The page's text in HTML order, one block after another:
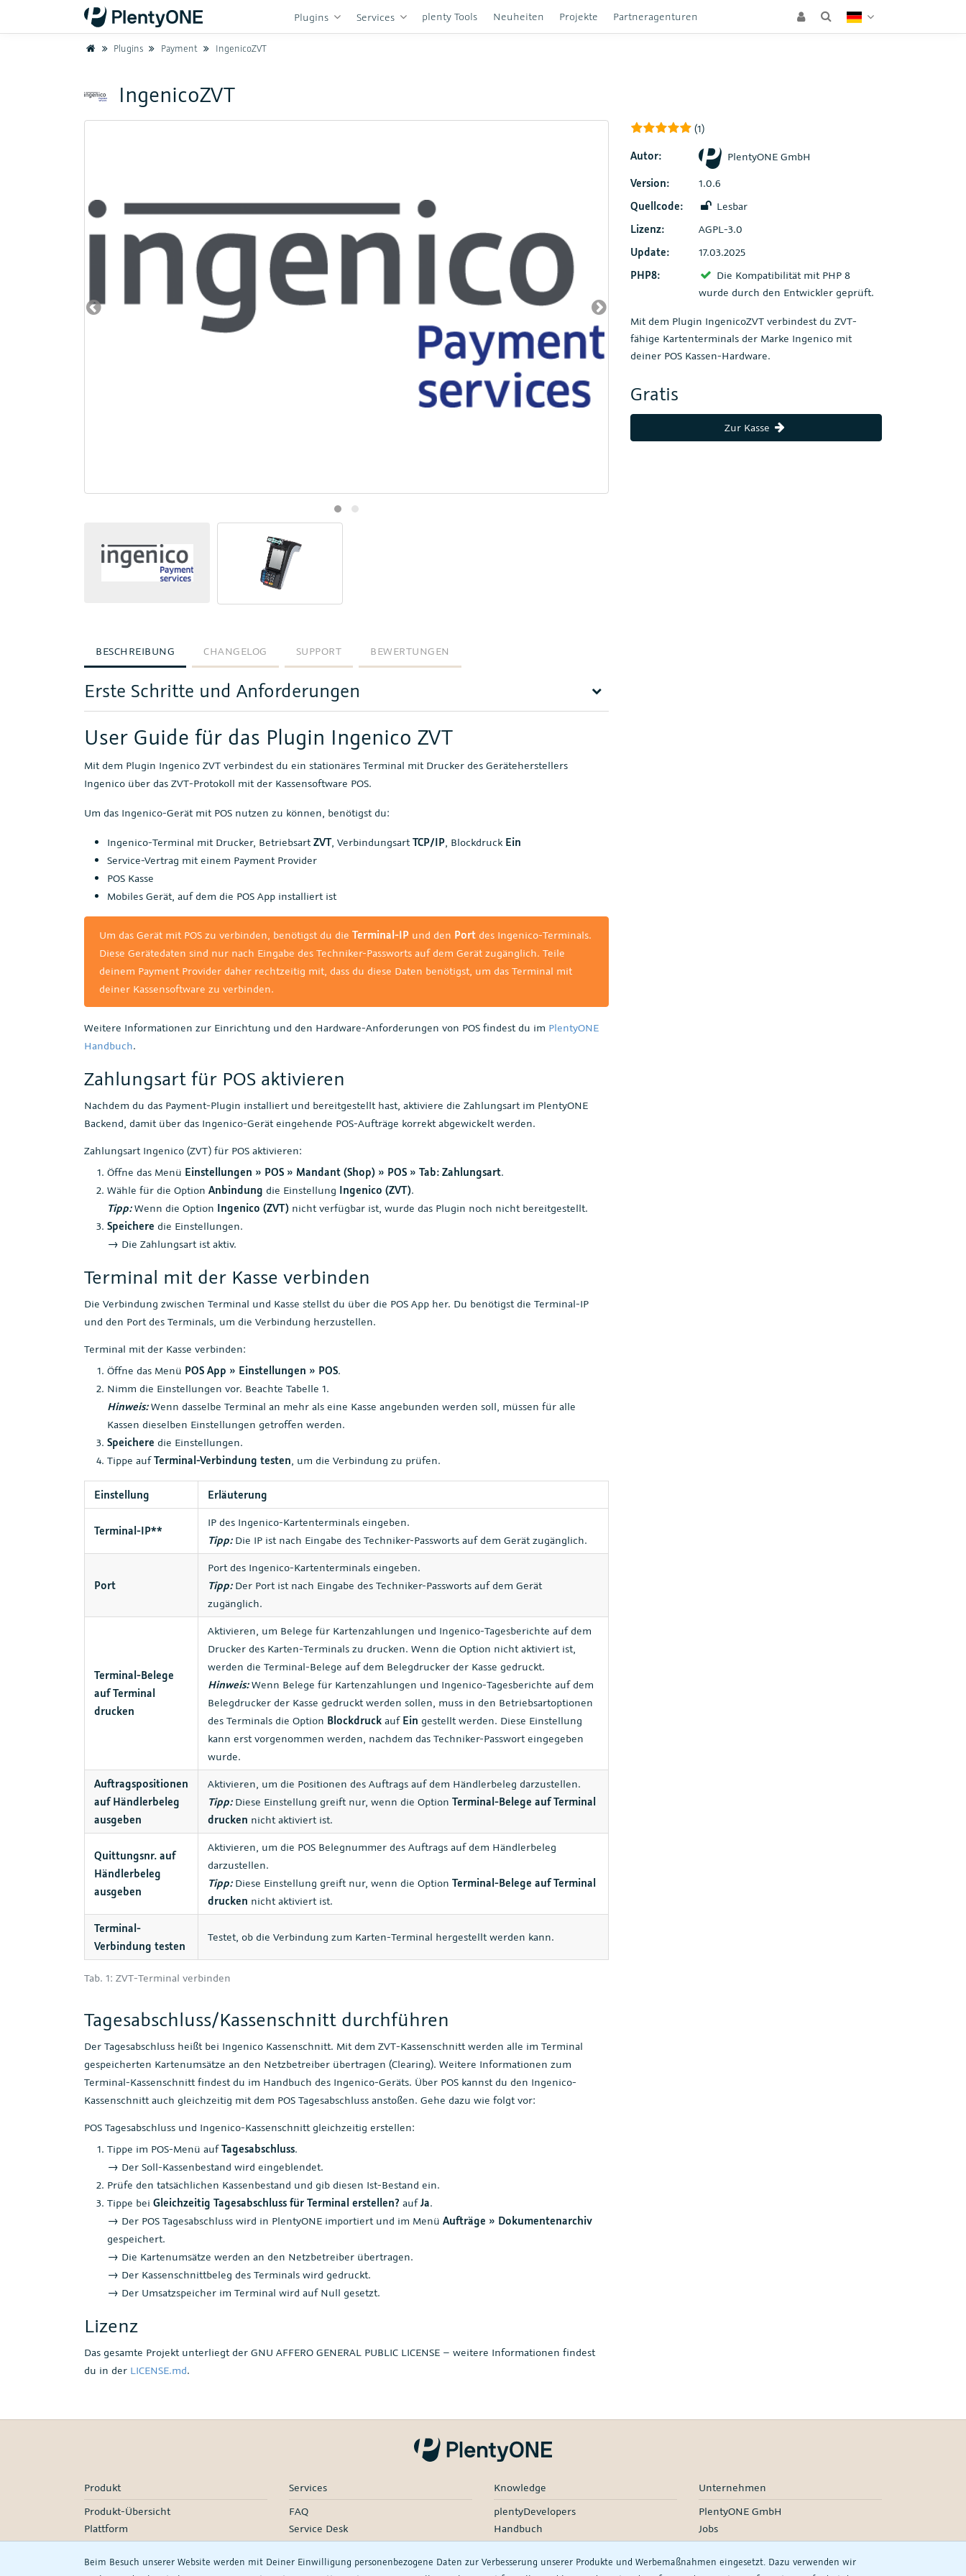
Plugins Services plenty Tools Neuheiten Projekte Partneragenturen
HomePlugins Payment IngenicoZVT
Beim Besuch unserer Website werden mit Deiner Einwilligung personenbezogene Daten zur Verbesserung unserer Produkte und Werbemaßnahmen eingesetzt. Dazu verwenden wir
IngenicoZVT
(1)
Autor:
PlentyONE GmbH
Version:
1.0.6
Quellcode:
Lesbar
Lizenz:
AGPL-3.0
Update:
17.03.2025
PHP8:
Die Kompatibilität mit PHP 8
wurde durch den Entwickler geprüft.
Mit dem Plugin IngenicoZVT verbindest du ZVT-
fähige Kartenterminals der Marke Ingenico mit
deiner POS Kassen-Hardware.
Gratis
Zur Kasse
BESCHREIBUNG CHANGELOG SUPPORT BEWERTUNGEN
Erste Schritte und Anforderungen
User Guide für das Plugin Ingenico ZVT
Mit dem Plugin Ingenico ZVT verbindest du ein stationäres Terminal mit Drucker des Geräteherstellers
Ingenico über das ZVT-Protokoll mit der Kassensoftware POS.
Um das Ingenico-Gerät mit POS nutzen zu können, benötigst du:
Ingenico-Terminal mit Drucker, BetriebsartZVT, VerbindungsartTCP/IP, Blockdruck Ein
Service-Vertrag mit einem Payment Provider
POS Kasse
Mobiles Gerät, auf dem die POS App installiert ist
Um das Gerät mit POS zu verbinden, benötigst du die Terminal-IP und den Port des Ingenico-Terminals.
Diese Gerätedaten sind nur nach Eingabe des Techniker-Passworts auf dem Gerät zugänglich. Teile
deinem Payment Provider daher rechtzeitig mit, dass du diese Daten benötigst, um das Terminal mit
deiner Kassensoftware zu verbinden.
Weitere Informationen zur Einrichtung und den Hardware-Anforderungen von POS findest du im PlentyONE
Handbuch.
Zahlungsart für POS aktivieren
Nachdem du das Payment-Plugin installiert und bereitgestellt hast, aktiviere die Zahlungsart im PlentyONE
Backend, damit über das Ingenico-Gerät eingehende POS-Aufträge korrekt abgewickelt werden.
Zahlungsart Ingenico (ZVT) für POS aktivieren:
Öffne das Menü Einstellungen » POS » Mandant (Shop) » POS » Tab: Zahlungsart.
Wähle für die Option Anbindung die Einstellung Ingenico (ZVT).
Tipp:Wenn die Option Ingenico (ZVT) nicht verfügbar ist, wurde das Plugin noch nicht bereitgestellt.
Speichere die Einstellungen.
→ Die Zahlungsart ist aktiv.
Terminal mit der Kasse verbinden
Die Verbindung zwischen Terminal und Kasse stellst du über die POS App her. Du benötigst die Terminal-IP
und den Port des Terminals, um die Verbindung herzustellen.
Terminal mit der Kasse verbinden:
Öffne das Menü POS App » Einstellungen » POS.
Nimm die Einstellungen vor. Beachte Tabelle 1.
Hinweis:Wenn dasselbe Terminal an mehr als eine Kasse angebunden werden soll, müssen für alle
Kassen dieselben Einstellungen getroffen werden.
Speichere die Einstellungen.
Tippe aufTerminal-Verbindung testen, um die Verbindung zu prüfen.
Tab. 1: ZVT-Terminal verbinden
Einstellung Erläuterung
Terminal-IP**
IP des Ingenico-Kartenterminals eingeben.
Tipp:Die IP ist nach Eingabe des Techniker-Passworts auf dem Gerät zugänglich.
Port
Port des Ingenico-Kartenterminals eingeben.
Tipp:Der Port ist nach Eingabe des Techniker-Passworts auf dem Gerät
zugänglich.
Terminal-Belege
auf Terminal
drucken
Aktivieren, um Belege für Kartenzahlungen und Ingenico-Tagesberichte auf dem
Drucker des Karten-Terminals zu drucken. Wenn die Option nicht aktiviert ist,
werden die Terminal-Belege auf dem Belegdrucker der Kasse gedruckt.
Hinweis:Wenn Belege für Kartenzahlungen und Ingenico-Tagesberichte auf dem
Belegdrucker der Kasse gedruckt werden sollen, muss in den Betriebsartoptionen
des Terminals die Option Blockdruck auf Ein gestellt werden. Diese Einstellung
kann erst vorgenommen werden, nachdem das Techniker-Passwort eingegeben
wurde.
Auftragspositionen
auf Händlerbeleg
ausgeben
Aktivieren, um die Positionen des Auftrags auf dem Händlerbeleg darzustellen.
Tipp:Diese Einstellung greift nur, wenn die Option Terminal-Belege auf Terminal
drucken nicht aktiviert ist.
Quittungsnr. auf
Händlerbeleg
ausgeben
Aktivieren, um die POS Belegnummer des Auftrags auf dem Händlerbeleg
darzustellen.
Tipp:Diese Einstellung greift nur, wenn die Option Terminal-Belege auf Terminal
drucken nicht aktiviert ist.
Terminal-
Verbindung testen
Testet, ob die Verbindung zum Karten-Terminal hergestellt werden kann.
Tagesabschluss/Kassenschnitt durchführen
Der Tagesabschluss heißt bei Ingenico Kassenschnitt. Mit dem ZVT-Kassenschnitt werden alle im Terminal
gespeicherten Kartenumsätze an den Netzbetreiber übertragen (Clearing). Weitere Informationen zum
Terminal-Kassenschnitt findest du im Handbuch des Ingenico-Geräts. Über POS kannst du den Ingenico-
Kassenschnitt auch gleichzeitig mit dem POS Tagesabschluss anstoßen. Gehe dazu wie folgt vor:
POS Tagesabschluss und Ingenico-Kassenschnitt gleichzeitig erstellen:
Tippe im POS-Menü aufTagesabschluss.
→ Der Soll-Kassenbestand wird eingeblendet.
Prüfe den tatsächlichen Kassenbestand und gib diesen Ist-Bestand ein.
Tippe bei Gleichzeitig Tagesabschluss für Terminal erstellen? aufJa.
→ Der POS Tagesabschluss wird in PlentyONE importiert und im Menü Aufträge » Dokumentenarchiv
gespeichert.
→ Die Kartenumsätze werden an den Netzbetreiber übertragen.
→ Der Kassenschnittbeleg des Terminals wird gedruckt.
→ Der Umsatzspeicher im Terminal wird auf Null gesetzt.
Lizenz
Das gesamte Projekt unterliegt der GNU AFFERO GENERAL PUBLIC LICENSE – weitere Informationen findest
du in der LICENSE.md.
Produkt
Produkt-Übersicht
Plattform
Marktplatzanbindungen
Preise
Services
FAQ
Service Desk
Service-Übersicht
Onboarding & Launch Services
Knowledge
plentyDevelopers
Handbuch
Product Information Hub
Unternehmen
PlentyONE GmbH
Jobs
Events